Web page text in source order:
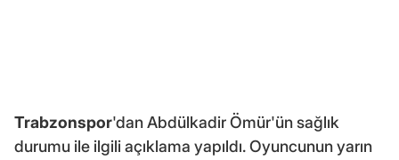
Trabzonspor'dan Abdülkadir Ömür'ün sağlık
durumu ile ilgili açıklama yapıldı. Oyuncunun yarın